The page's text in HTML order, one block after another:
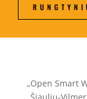
„Open Smart